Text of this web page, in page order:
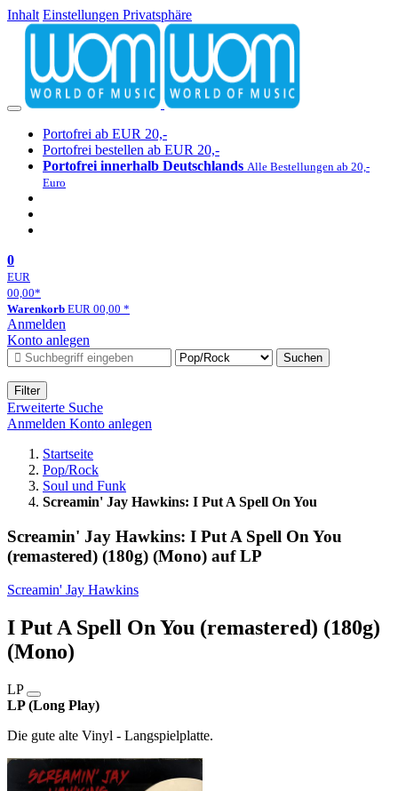
Inhalt Einstellungen Privatsphäre
Portofrei ab EUR 20,-
Portofrei bestellen ab EUR 20,-
Portofrei innerhalb Deutschlands Alle Bestellungen ab 20,-
Euro
0
EUR
00,00*
Warenkorb EUR 00,00 *
Anmelden
Konto anlegen
Suchen
Filter
Erweiterte Suche
Anmelden Konto anlegen
Startseite
Pop/Rock
Soul und Funk
Screamin' Jay Hawkins: I Put A Spell On You
Screamin' Jay Hawkins: I Put A Spell On You
(remastered) (180g) (Mono) auf LP
Screamin' Jay Hawkins
I Put A Spell On You (remastered) (180g)
(Mono)
LP
LP (Long Play)
Die gute alte Vinyl - Langspielplatte.